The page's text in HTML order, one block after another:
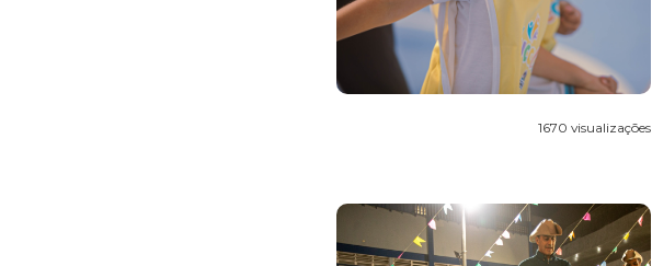
1670 visualizações